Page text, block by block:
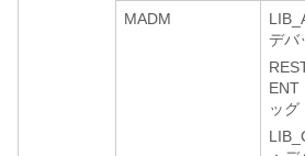
MADM
デバ
ENT
ッグ